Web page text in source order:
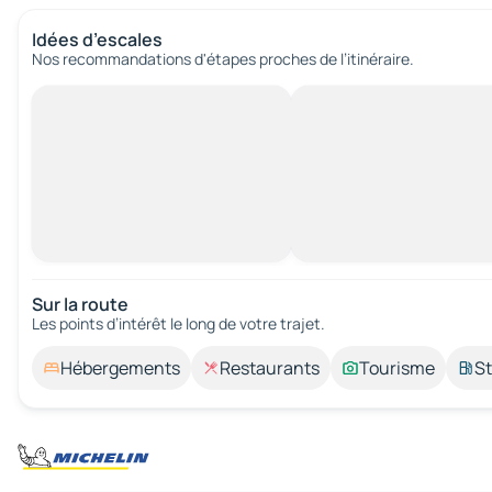
Idées d’escales
Nos recommandations d'étapes proches de l’itinéraire.
Sur la route
Les points d’intérêt le long de votre trajet.
Hébergements Restaurants Tourisme